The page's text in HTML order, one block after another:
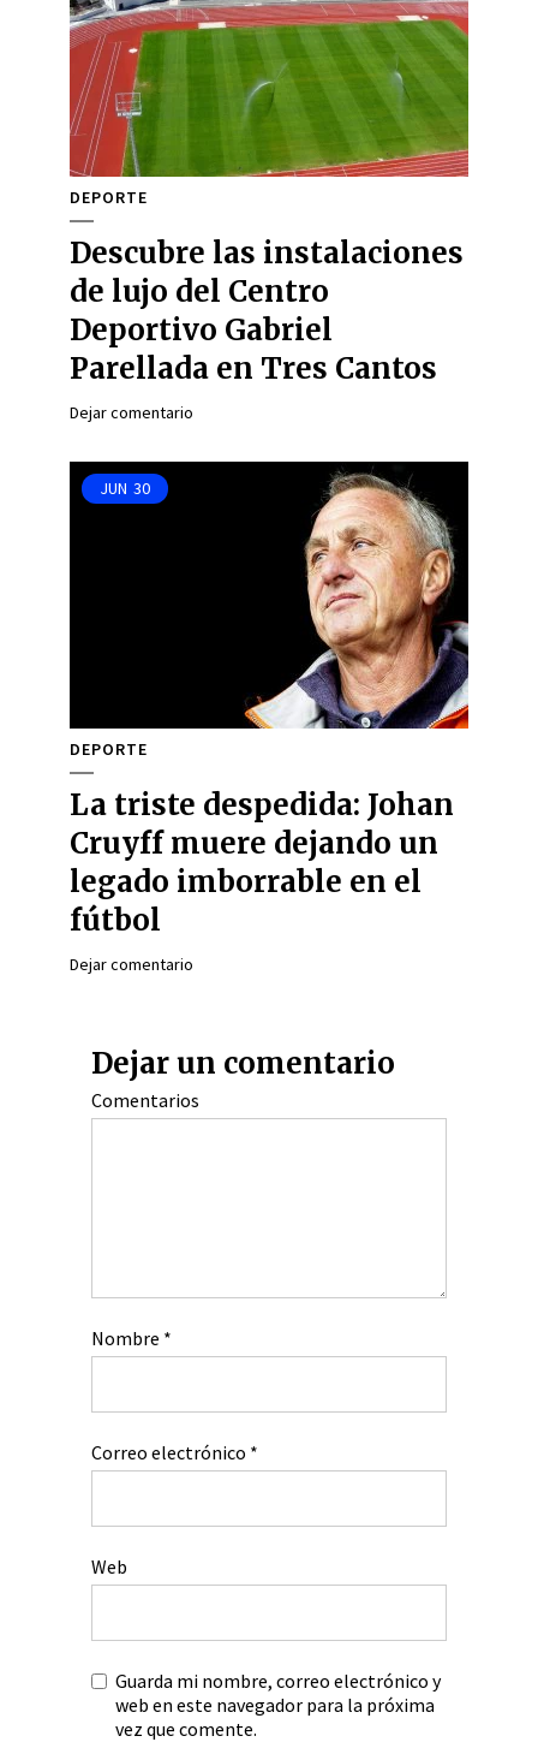
DEPORTE
Descubre las instalaciones
de lujo del Centro
Deportivo Gabriel
Parellada en Tres Cantos
Dejar comentario
JUN 30
DEPORTE
La triste despedida: Johan
Cruyff muere dejando un
legado imborrable en el
fútbol
Dejar comentario
Dejar un comentario
Comentarios
Nombre *
Correo electrónico *
Web
Guarda mi nombre, correo electrónico y
web en este navegador para la próxima
vez que comente.